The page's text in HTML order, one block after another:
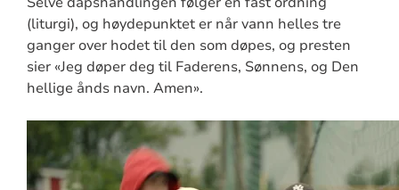
(liturgi), og høydepunktet er når vann helles tre
ganger over hodet til den som døpes, og presten
sier «Jeg døper deg til Faderens, Sønnens, og Den
hellige ånds navn. Amen».